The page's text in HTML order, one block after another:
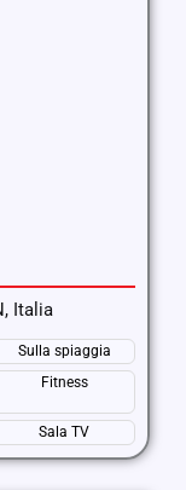
Italia
Sulla spiaggia
Fitness
Sala TV